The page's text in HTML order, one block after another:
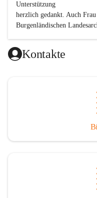
Unterstützung
herzlich gedankt. Auch
Burgenländischen
Dank gilt den Textautoren
Redaktionsteam, für die
gedankt werden, die durch
durch das Überlassen von
dieses Buches wesentlich
Der Zeitdruck war enorm,
Jubiläumsjahr abschließen
Ausführlichkeit behandelt
andere Fehler unterlief.
individuellen Möglichkeiten
Kontakte